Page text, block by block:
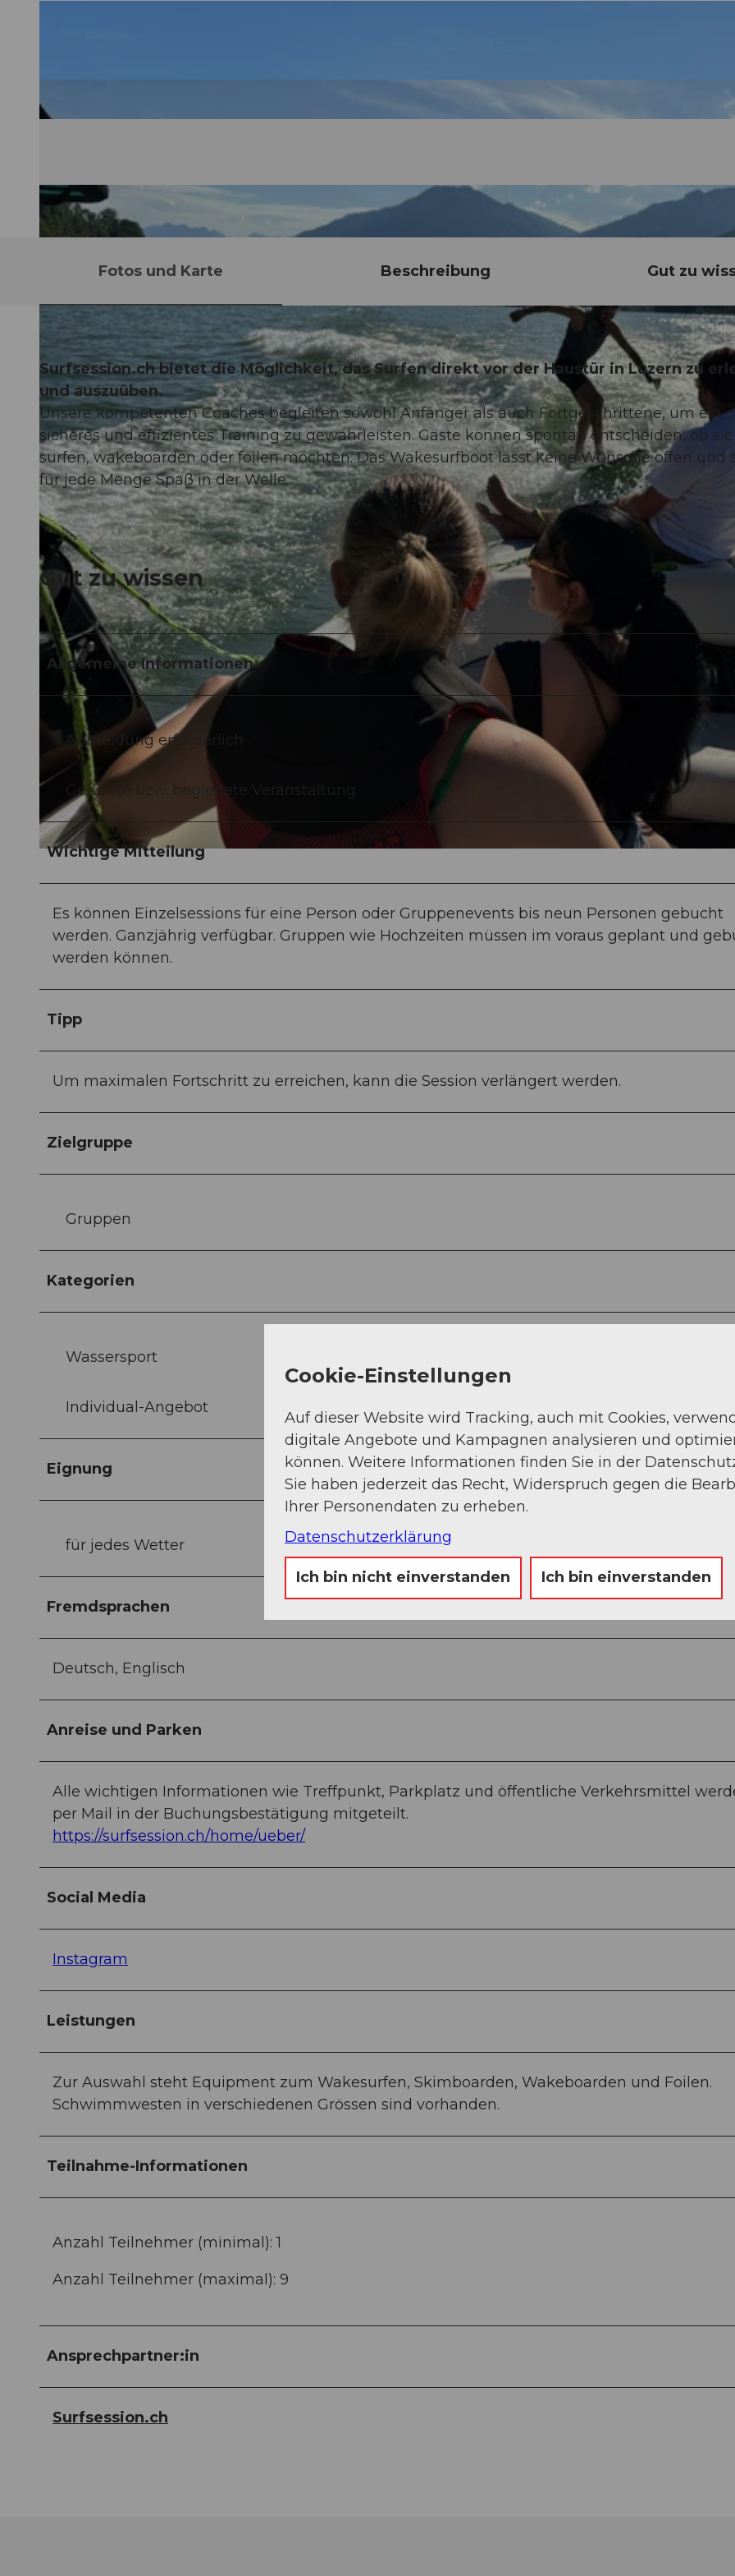
© Surfsession.ch | CC-BY-NC-ND
© Surfsession.ch |CC-BY-NC-ND
Fotos und Karte Beschreibung Gut zu
Surfsession.ch bietet die Möglichkeit, das Surfen direkt vor der Haustür in Luzern zu
und auszuüben.
Unsere kompetenten Coaches begleiten sowohl Anfänger als auch Fortgeschrittene, um ein
sicheres und effizientes Training zu gewährleisten. Gäste können spontan entscheiden, ob sie
surfen, wakeboarden oder foilen möchten. Das Wakesurfboot lässt keine Wünsche offen und
für jede Menge Spaß in der Welle.
Gut zu wissen
Allgemeine Informationen
Anmeldung erforderlich
Geführte bzw. begleitete Veranstaltung
Wichtige Mitteilung
Es können Einzelsessions für eine Person oder Gruppenevents bis neun Personen gebucht
werden. Ganzjährig verfügbar. Gruppen wie Hochzeiten müssen im voraus geplant und
werden können.
Tipp
Um maximalen Fortschritt zu erreichen, kann die Session verlängert werden.
Zielgruppe
Gruppen
Kategorien
Wassersport
Individual-Angebot
Eignung
für jedes Wetter
Fremdsprachen
Deutsch, Englisch
Anreise und Parken
Alle wichtigen Informationen wie Treffpunkt, Parkplatz und öffentliche Verkehrsmittel
per Mail in der Buchungsbestätigung mitgeteilt.
https://surfsession.ch/home/ueber/
Social Media
Instagram
Leistungen
Zur Auswahl steht Equipment zum Wakesurfen, Skimboarden, Wakeboarden und Foilen.
Schwimmwesten in verschiedenen Grössen sind vorhanden.
Teilnahme-Informationen
Anzahl Teilnehmer (minimal): 1
Anzahl Teilnehmer (maximal): 9
Ansprechpartner:in
Surfsession.ch
Cookie-Einstellungen
Auf dieser Website wird Tracking, auch mit Cookies,
digitale Angebote und Kampagnen analysieren und
können. Weitere Informationen finden Sie in der
Sie haben jederzeit das Recht, Widerspruch gegen die
Ihrer Personendaten zu erheben.
Datenschutzerklärung
Ich bin nicht einverstanden Ich bin einverstanden